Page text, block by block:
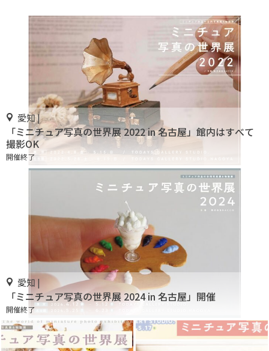
愛知 |
「ミニチュア写真の世界展 2022 in 名古屋」館内はすべて
撮影OK
開催終了
愛知 |
「ミニチュア写真の世界展 2024 in 名古屋」開催
開催終了